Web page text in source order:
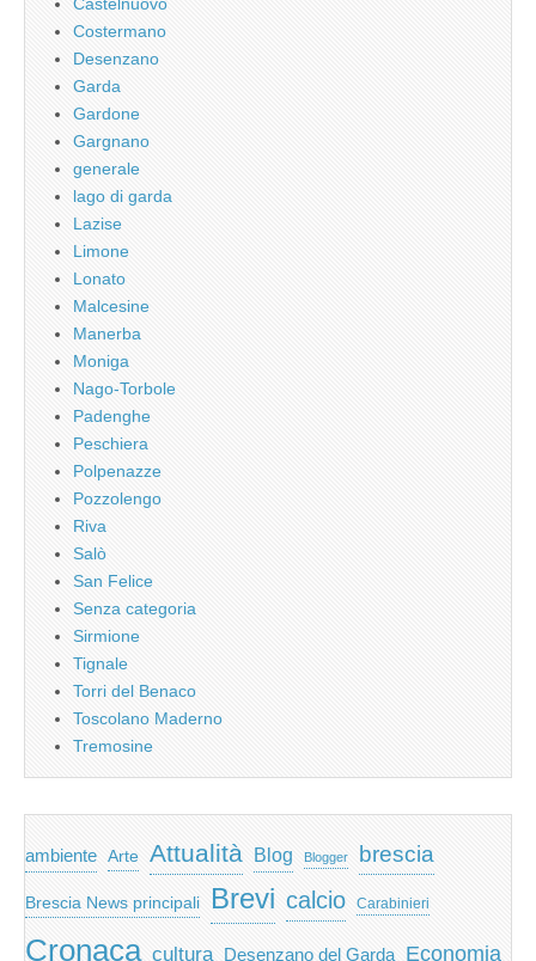
Costermano
Desenzano
Garda
Gardone
Gargnano
generale
lago di garda
Lazise
Limone
Lonato
Malcesine
Manerba
Moniga
Nago-Torbole
Padenghe
Peschiera
Polpenazze
Pozzolengo
Riva
Salò
San Felice
Senza categoria
Sirmione
Tignale
Torri del Benaco
Toscolano Maderno
Tremosine
ambiente Arte Attualità Blog Blogger brescia
Brescia News principali Brevi calcio Carabinieri
Cronaca cultura Desenzano del Garda Economia